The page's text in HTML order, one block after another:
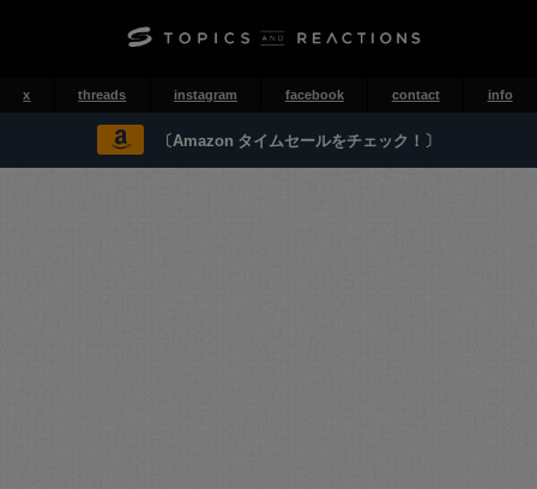
x threads instagram facebook contact info
〔Amazon タイムセールをチェック！〕